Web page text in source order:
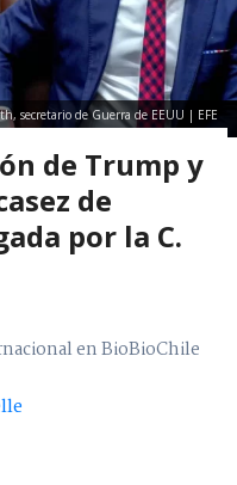
secretario de Guerra de EEUU | EFE
de Trump y
de
por la C.
en BioBioChile